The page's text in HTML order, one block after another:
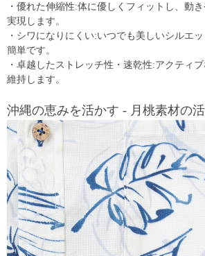
・優れた伸縮性:体に優しくフィットし、動
実現します。
・シワになりにくい:いつでも美しいシルエ
簡単です。
・卓越したストレッチ性・速乾性:アクティ
維持します。
沖縄の恵みを活かす - 月桃素材の